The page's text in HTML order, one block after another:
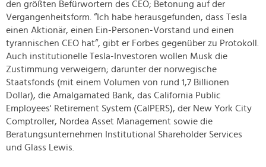
den größten Befürwortern des CEO; Betonung auf der
Vergangenheitsform. “Ich habe herausgefunden, dass Tesla
einen Aktionär, einen Ein-Personen-Vorstand und einen
tyrannischen CEO hat“, gibt er Forbes gegenüber zu Protokoll.
Auch institutionelle Tesla-Investoren wollen Musk die
Zustimmung verweigern; darunter der norwegische
Staatsfonds (mit einem Volumen von rund 1,7 Billionen
Dollar), die Amalgamated Bank, das California Public
Employees' Retirement System (CalPERS), der New York City
Comptroller, Nordea Asset Management sowie die
Beratungsunternehmen Institutional Shareholder Services
und Glass Lewis.